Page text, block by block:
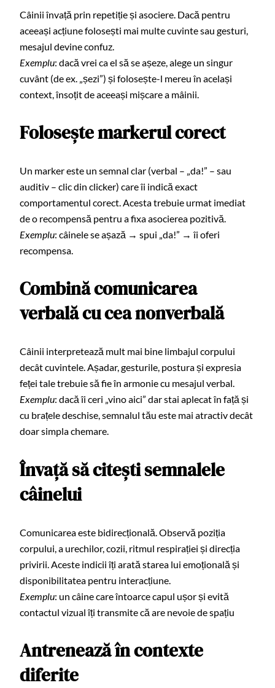
Câinii învață prin repetiție și asociere. Dacă pentru
aceeași acțiune folosești mai multe cuvinte sau gesturi,
mesajul devine confuz.
Exemplu: dacă vrei ca el să se așeze, alege un singur
cuvânt (de ex. „șezi”) și folosește-l mereu în același
context, însoțit de aceeași mișcare a mâinii.
Folosește markerul corect
Un marker este un semnal clar (verbal – „da!” – sau
auditiv – clic din clicker) care îi indică exact
comportamentul corect. Acesta trebuie urmat imediat
de o recompensă pentru a fixa asocierea pozitivă.
Exemplu: câinele se așază → spui „da!” → îi oferi
recompensa.
Combină comunicarea
verbală cu cea nonverbală
Câinii interpretează mult mai bine limbajul corpului
decât cuvintele. Așadar, gesturile, postura și expresia
feței tale trebuie să fie în armonie cu mesajul verbal.
Exemplu: dacă îi ceri „vino aici” dar stai aplecat în față și
cu brațele deschise, semnalul tău este mai atractiv decât
doar simpla chemare.
Învață să citești semnalele
câinelui
Comunicarea este bidirecțională. Observă poziția
corpului, a urechilor, cozii, ritmul respirației și direcția
privirii. Aceste indicii îți arată starea lui emoțională și
disponibilitatea pentru interacțiune.
Exemplu: un câine care întoarce capul ușor și evită
contactul vizual îți transmite că are nevoie de spațiu
Antrenează în contexte
diferite